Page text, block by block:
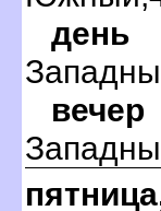
день
ечер